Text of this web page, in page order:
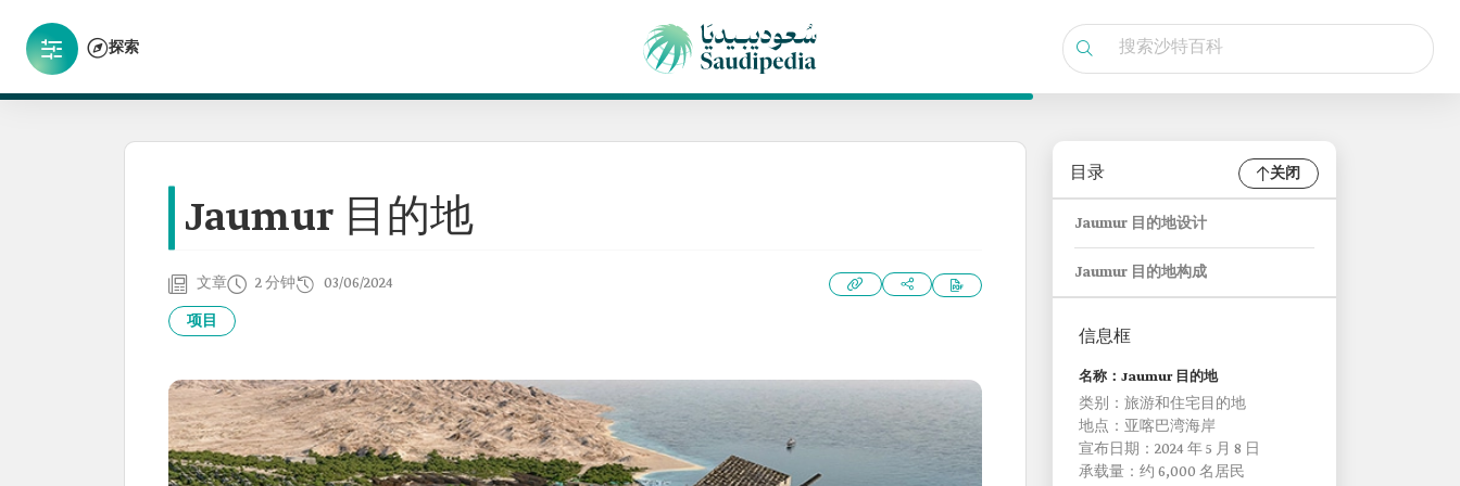
探索
Jaumur 目的地
文章 2 分钟 03/06/2024
项目
目录 关闭
Jaumur 目的地设计
Jaumur 目的地构成
信息框
名称：Jaumur 目的地
类别：旅游和住宅目的地
地点：亚喀巴湾海岸
宣布日期：2024 年 5 月 8 日
承载量：约 6,000 名居民